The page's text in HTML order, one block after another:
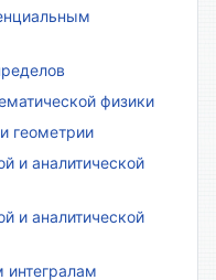
физики
геометрии
и аналитической
и аналитической